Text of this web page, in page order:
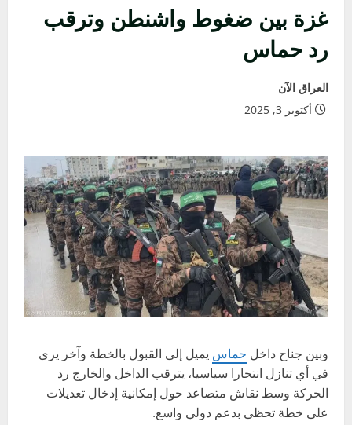
غزة بين ضغوط واشنطن وترقب
رد حماس
العراق الآن
أكتوبر 3, 2025
وبين جناح داخل حماس يميل إلى القبول بالخطة وآخر يرى
في أي تنازل انتحارا سياسيا، يترقب الداخل والخارج رد
الحركة وسط نقاش متصاعد حول إمكانية إدخال تعديلات
على خطة تحظى بدعم دولي واسع.